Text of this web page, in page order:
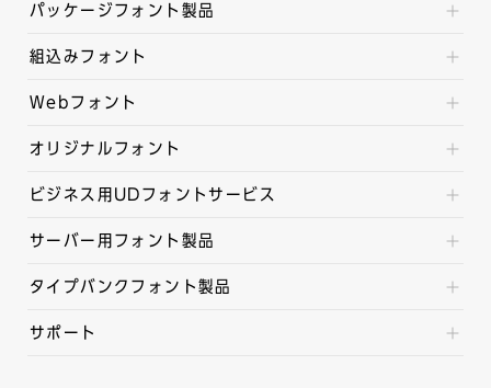
パッケージフォント製品
組込みフォント
Webフォント
オリジナルフォント
ビジネス用UDフォントサービス
サーバー用フォント製品
タイプバンクフォント製品
サポート